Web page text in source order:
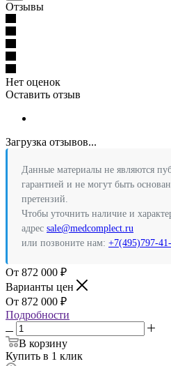
Отзывы
Нет оценок
Оставить отзыв
Загрузка отзывов...
Данные материалы не являются
гарантией и не могут быть
претензий.
Чтобы уточнить наличие и
адрес sale@medcomplect.ru
или позвоните нам: +7(495)797-
872 000 ₽
Варианты цен
872 000 ₽
Подробности
В корзину
Купить в 1 клик